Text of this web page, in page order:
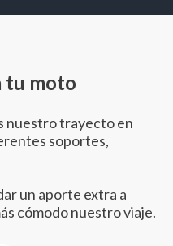
tu moto
nuestro trayecto en
soportes,
un aporte extra a
cómodo nuestro viaje.